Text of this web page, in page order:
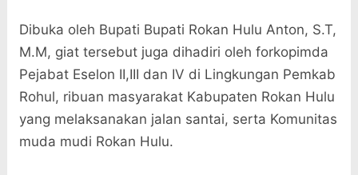
Dibuka oleh Bupati Bupati Rokan Hulu Anton, S.T,
M.M, giat tersebut juga dihadiri oleh forkopimda
Pejabat Eselon II,III dan IV di Lingkungan Pemkab
Rohul, ribuan masyarakat Kabupaten Rokan Hulu
yang melaksanakan jalan santai, serta Komunitas
muda mudi Rokan Hulu.